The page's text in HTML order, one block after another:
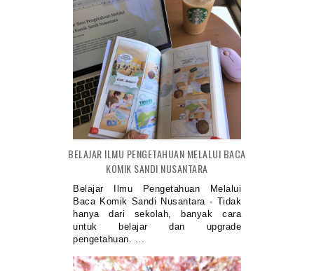
BELAJAR ILMU PENGETAHUAN MELALUI BACA
KOMIK SANDI NUSANTARA
Belajar Ilmu Pengetahuan Melalui
Baca Komik Sandi Nusantara - Tidak
hanya dari sekolah, banyak cara
untuk belajar dan upgrade
pengetahuan. ...